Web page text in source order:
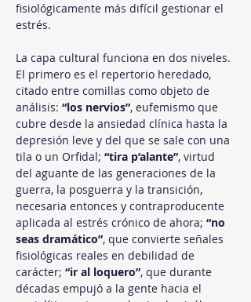
fisiológicamente más difícil gestionar el
estrés.
La capa cultural funciona en dos niveles.
El primero es el repertorio heredado,
citado entre comillas como objeto de
análisis: “los nervios”, eufemismo que
cubre desde la ansiedad clínica hasta la
depresión leve y del que se sale con una
tila o un Orfidal; “tira p’alante”, virtud
del aguante de las generaciones de la
guerra, la posguerra y la transición,
necesaria entonces y contraproducente
aplicada al estrés crónico de ahora; “no
seas dramático”, que convierte señales
fisiológicas reales en debilidad de
carácter; “ir al loquero”, que durante
décadas empujó a la gente hacia el